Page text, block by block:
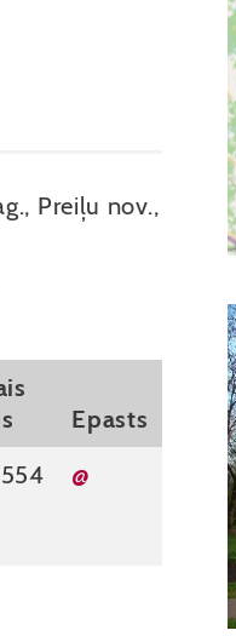
Preiļu nov.,
Epasts
@